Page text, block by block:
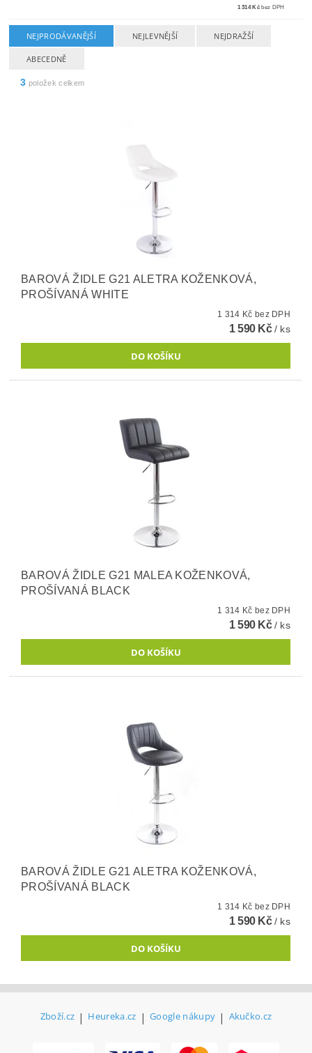
1 314 Kč bez DPH
NEJPRODÁVANĚJŠÍ NEJLEVNĚJŠÍ NEJDRAŽŠÍ
ABECEDNĚ
3 položek celkem
BAROVÁ ŽIDLE G21 ALETRA KOŽENKOVÁ,
PROŠÍVANÁ WHITE
1 314 Kč bez DPH
1 590 Kč/ ks
BAROVÁ ŽIDLE G21 MALEA KOŽENKOVÁ,
PROŠÍVANÁ BLACK
1 314 Kč bez DPH
1 590 Kč/ ks
BAROVÁ ŽIDLE G21 ALETRA KOŽENKOVÁ,
PROŠÍVANÁ BLACK
1 314 Kč bez DPH
1 590 Kč/ ks
Zboží.cz | Heureka.cz | Google nákupy | Akučko.cz